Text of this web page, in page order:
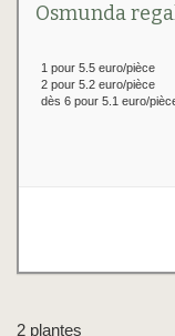
Osmunda
1 pour 5.5 euro/pièce
2 pour 5.2 euro/pièce
dès 6 pour 5.1 euro/
2 plantes